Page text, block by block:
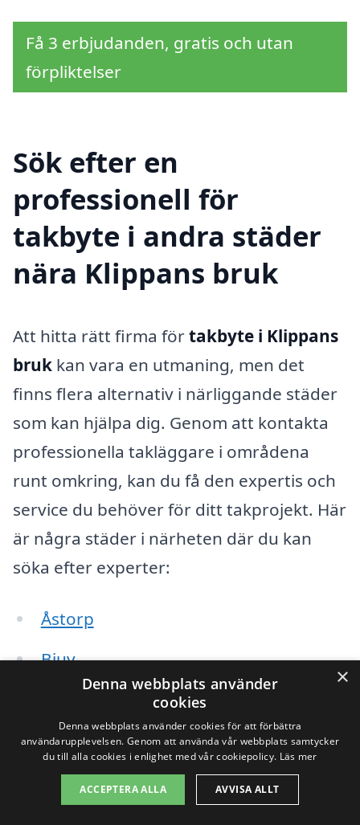
Få 3 erbjudanden, gratis och utan
förpliktelser
Sök efter en
professionell för
takbyte i andra städer
nära Klippans bruk
Att hitta rätt firma förtakbyte i Klippans
bruk kan vara en utmaning, men det
finns flera alternativ i närliggande städer
som kan hjälpa dig. Genom att kontakta
professionella takläggare i områdena
runt omkring, kan du få den expertis och
service du behöver för ditt takprojekt. Här
är några städer i närheten där du kan
söka efter experter:
Åstorp
Bjuv
Röstånga
Tågarp
×
Denna webbplats använder
cookies
Denna webbplats använder cookies för att förbättra
användarupplevelsen. Genom att använda vår webbplats samtycker
du till alla cookies i enlighet med vår cookiepolicy. Läs mer
ACCEPTERA ALLA AVVISA ALLT